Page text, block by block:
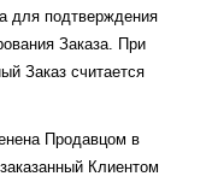
для подтверждения
Заказа. При
Заказ считается
Продавцом в
Клиентом